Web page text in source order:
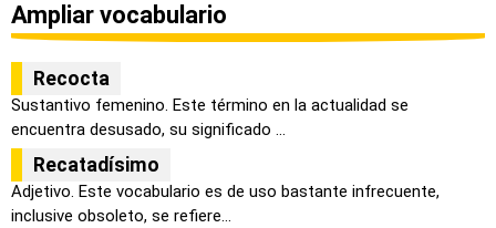
Ampliar vocabulario
Recocta
Sustantivo femenino. Este término en la actualidad se
encuentra desusado, su significado ...
Recatadísimo
Adjetivo. Este vocabulario es de uso bastante infrecuente,
inclusive obsoleto, se refiere...